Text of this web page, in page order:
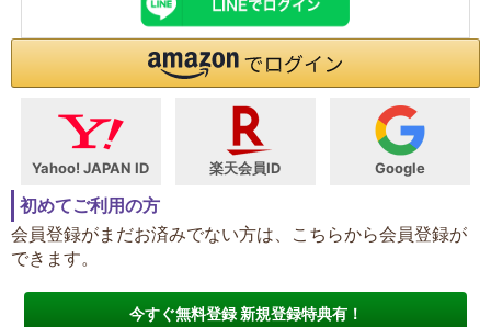
Yahoo! JAPAN ID 楽天会員ID Google
初めてご利用の方
会員登録がまだお済みでない方は、こちらから会員登録が
できます。
今すぐ無料登録 新規登録特典有！